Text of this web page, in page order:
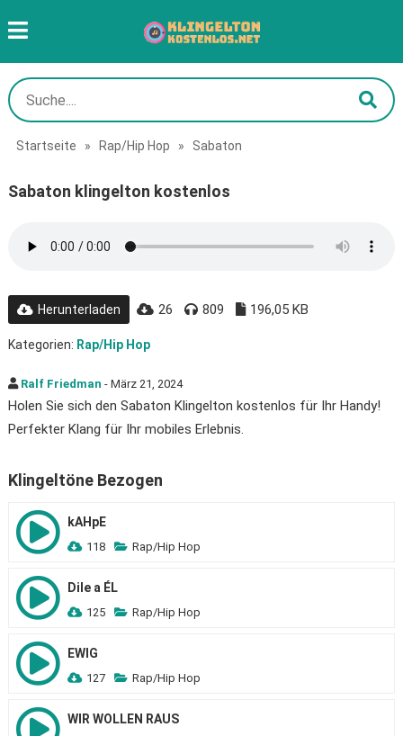
Startseite » Rap/Hip Hop » Sabaton
Sabaton klingelton kostenlos
Herunterladen 26 809 196,05 KB
Kategorien: Rap/Hip Hop
Ralf Friedman - März 21, 2024
Holen Sie sich den Sabaton Klingelton kostenlos für Ihr Handy!
Perfekter Klang für Ihr mobiles Erlebnis.
Klingeltöne Bezogen
kAHpE
118 Rap/Hip Hop
Dile a ÉL
125 Rap/Hip Hop
EWIG
127 Rap/Hip Hop
WIR WOLLEN RAUS